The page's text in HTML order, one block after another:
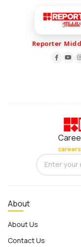
Reporter
About
About Us
Contact Us